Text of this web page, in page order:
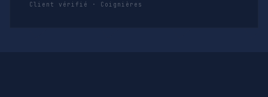
Client vérifié · Coignières